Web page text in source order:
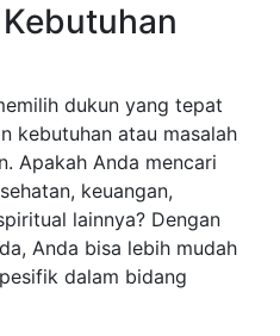
dukun yang tepat
kebutuhan atau masalah
Apakah Anda mencari
keuangan,
lainnya? Dengan
Anda bisa lebih mudah
dalam bidang